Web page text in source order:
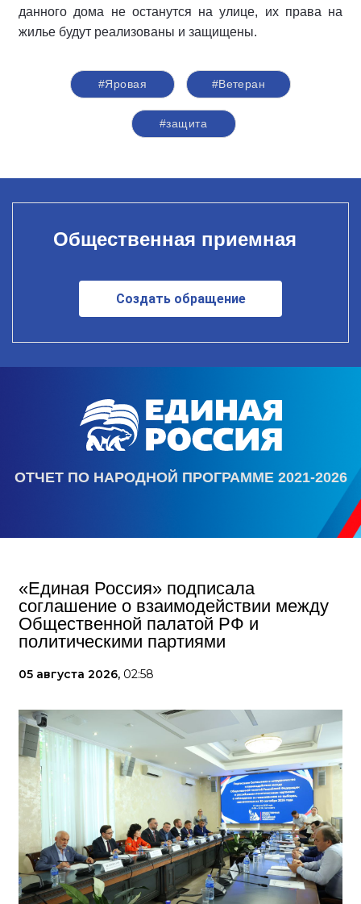
данного дома не останутся на улице, их права на
жилье будут реализованы и защищены.
#Яровая #Ветеран
#защита
Общественная приемная
Создать обращение
ОТЧЕТ ПО НАРОДНОЙ ПРОГРАММЕ 2021-2026
«Единая Россия» подписала
соглашение о взаимодействии между
Общественной палатой РФ и
политическими партиями
05 августа 2026, 02:58